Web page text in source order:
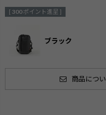
[ 300 ポイント進呈 ]
ブラック
商品につ